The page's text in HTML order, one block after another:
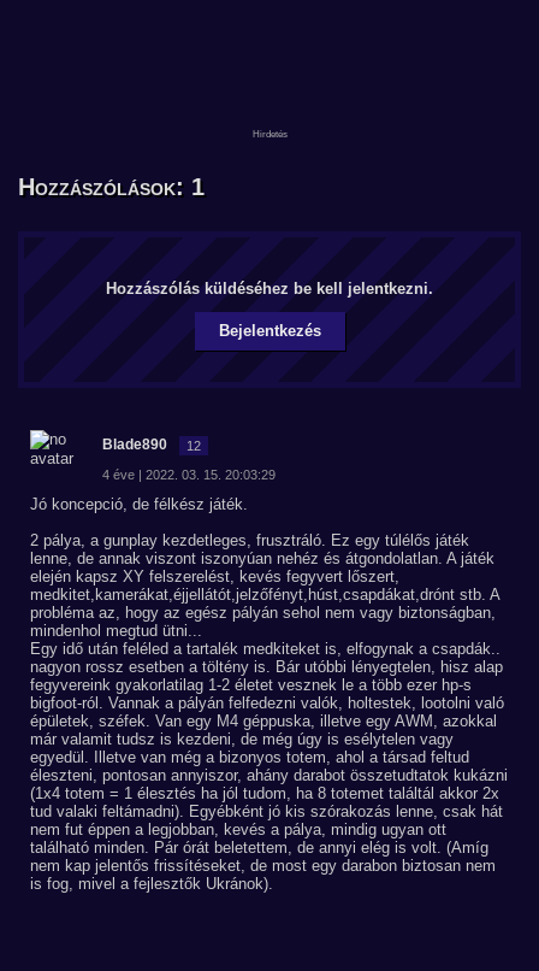
Hozzászólások: 1
Hozzászólás küldéséhez be kell jelentkezni.
Bejelentkezés
Blade890 12
4 éve | 2022. 03. 15. 20:03:29
Jó koncepció, de félkész játék.
2 pálya, a gunplay kezdetleges, frusztráló. Ez egy túlélős játék
lenne, de annak viszont iszonyúan nehéz és átgondolatlan. A játék
elején kapsz XY felszerelést, kevés fegyvert lőszert,
medkitet,kamerákat,éjjellátót,jelzőfényt,húst,csapdákat,drónt stb. A
probléma az, hogy az egész pályán sehol nem vagy biztonságban,
mindenhol megtud ütni...
Egy idő után feléled a tartalék medkiteket is, elfogynak a csapdák..
nagyon rossz esetben a töltény is. Bár utóbbi lényegtelen, hisz alap
fegyvereink gyakorlatilag 1-2 életet vesznek le a több ezer hp-s
bigfoot-ról. Vannak a pályán felfedezni valók, holtestek, lootolni való
épületek, széfek. Van egy M4 géppuska, illetve egy AWM, azokkal
már valamit tudsz is kezdeni, de még úgy is esélytelen vagy
egyedül. Illetve van még a bizonyos totem, ahol a társad feltud
éleszteni, pontosan annyiszor, ahány darabot összetudtatok kukázni
(1x4 totem = 1 élesztés ha jól tudom, ha 8 totemet találtál akkor 2x
tud valaki feltámadni). Egyébként jó kis szórakozás lenne, csak hát
nem fut éppen a legjobban, kevés a pálya, mindig ugyan ott
található minden. Pár órát beletettem, de annyi elég is volt. (Amíg
nem kap jelentős frissítéseket, de most egy darabon biztosan nem
is fog, mivel a fejlesztők Ukránok).